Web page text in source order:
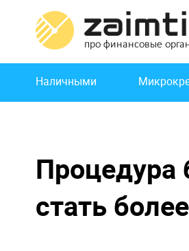
основному
содержанию
Основная
навигация
Наличными
Процедура
стать